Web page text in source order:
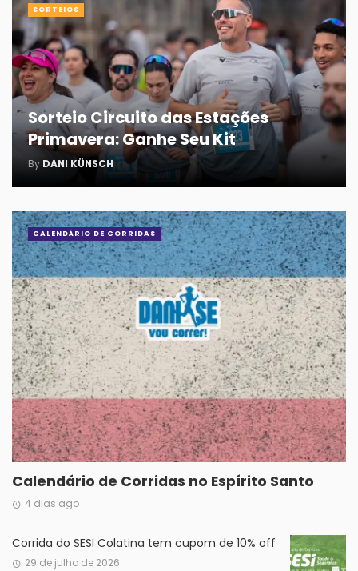
Sorteio Circuito das Estações
Primavera: Ganhe Seu Kit
By DANI KÜNSCH
SORTEIOS
Calendário de Corridas no Espírito Santo
4 dias ago
CALENDÁRIO DE CORRIDAS
Corrida do SESI Colatina tem cupom de 10% off
29 de julho de 2026